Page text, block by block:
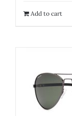
Add to cart